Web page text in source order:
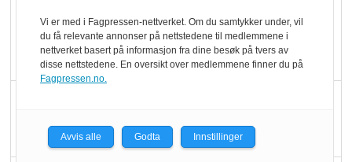
Marit Kolby vant
Økologisk Norge sin
hederspris
økologisk i butikkhylla
Vi er med i Fagpressen-nettverket. Om du samtykker under, vil
du få relevante annonser på nettstedene til medlemmene i
nettverket basert på informasjon fra dine besøk på tvers av
disse nettstedene. En oversikt over medlemmene finner du på
Fagpressen.no.
Avvis alle Godta Innstillinger